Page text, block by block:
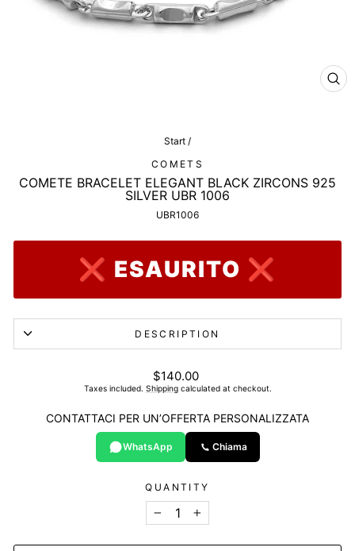
Start /
COMETS
COMETE BRACELET ELEGANT BLACK ZIRCONS 925
SILVER UBR 1006
UBR1006
❌ ESAURITO ❌
DESCRIPTION
List
price
$140.00
Taxes included. Shippingcalculated at checkout.
CONTATTACI PER UN’OFFERTA PERSONALIZZATA
WhatsApp Chiama
QUANTITY
+